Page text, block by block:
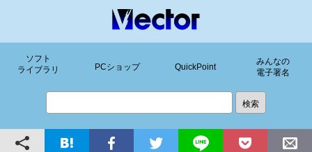
ソフト
ライブラリ
PCショップ QuickPoint
みんなの
電子署名